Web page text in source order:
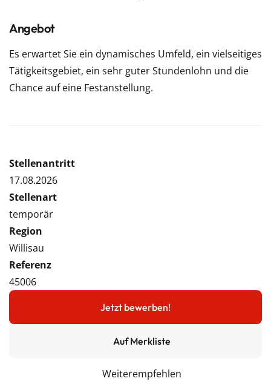
Angebot
Es erwartet Sie ein dynamisches Umfeld, ein vielseitiges
Tätigkeitsgebiet, ein sehr guter Stundenlohn und die
Chance auf eine Festanstellung.
Stellenantritt
17.08.2026
Stellenart
temporär
Region
Willisau
Referenz
45006
Jetzt bewerben!
Auf Merkliste
Weiterempfehlen